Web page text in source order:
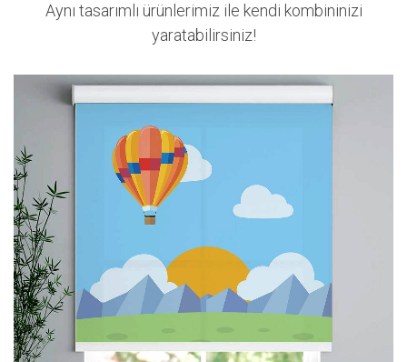
Aynı tasarımlı ürünlerimiz ile kendi kombininizi
yaratabilirsiniz!